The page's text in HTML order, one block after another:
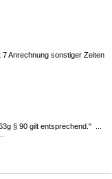
Anrechnung sonstiger Zeiten
§ 90 gilt entsprechend." ...